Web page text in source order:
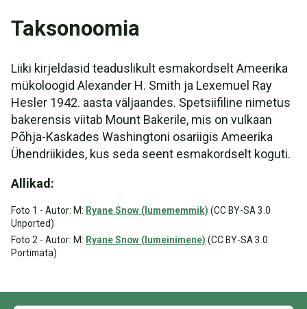
Taksonoomia
Liiki kirjeldasid teaduslikult esmakordselt Ameerika
mükoloogid Alexander H. Smith ja Lexemuel Ray
Hesler 1942. aasta väljaandes. Spetsiifiline nimetus
bakerensis viitab Mount Bakerile, mis on vulkaan
Põhja-Kaskades Washingtoni osariigis Ameerika
Ühendriikides, kus seda seent esmakordselt koguti.
Allikad:
Foto 1 - Autor: M: Ryane Snow (lumememmik) (CC BY-SA 3.0
Unported)
Foto 2 - Autor: M: Ryane Snow (lumeinimene) (CC BY-SA 3.0
Portimata)